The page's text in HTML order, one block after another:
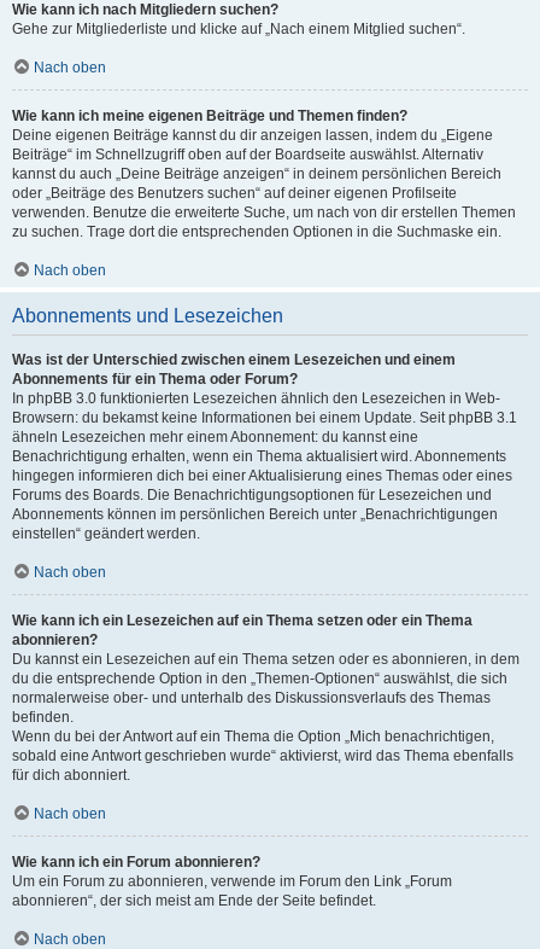
Wie kann ich nach Mitgliedern suchen?
Gehe zur Mitgliederliste und klicke auf „Nach einem Mitglied suchen“.
Nach oben
Wie kann ich meine eigenen Beiträge und Themen finden?
Deine eigenen Beiträge kannst du dir anzeigen lassen, indem du „Eigene
Beiträge“ im Schnellzugriff oben auf der Boardseite auswählst. Alternativ
kannst du auch „Deine Beiträge anzeigen“ in deinem persönlichen Bereich
oder „Beiträge des Benutzers suchen“ auf deiner eigenen Profilseite
verwenden. Benutze die erweiterte Suche, um nach von dir erstellen Themen
zu suchen. Trage dort die entsprechenden Optionen in die Suchmaske ein.
Nach oben
Abonnements und Lesezeichen
Was ist der Unterschied zwischen einem Lesezeichen und einem
Abonnements für ein Thema oder Forum?
In phpBB 3.0 funktionierten Lesezeichen ähnlich den Lesezeichen in Web-
Browsern: du bekamst keine Informationen bei einem Update. Seit phpBB 3.1
ähneln Lesezeichen mehr einem Abonnement: du kannst eine
Benachrichtigung erhalten, wenn ein Thema aktualisiert wird. Abonnements
hingegen informieren dich bei einer Aktualisierung eines Themas oder eines
Forums des Boards. Die Benachrichtigungsoptionen für Lesezeichen und
Abonnements können im persönlichen Bereich unter „Benachrichtigungen
einstellen“ geändert werden.
Nach oben
Wie kann ich ein Lesezeichen auf ein Thema setzen oder ein Thema
abonnieren?
Du kannst ein Lesezeichen auf ein Thema setzen oder es abonnieren, in dem
du die entsprechende Option in den „Themen-Optionen“ auswählst, die sich
normalerweise ober- und unterhalb des Diskussionsverlaufs des Themas
befinden.
Wenn du bei der Antwort auf ein Thema die Option „Mich benachrichtigen,
sobald eine Antwort geschrieben wurde“ aktivierst, wird das Thema ebenfalls
für dich abonniert.
Nach oben
Wie kann ich ein Forum abonnieren?
Um ein Forum zu abonnieren, verwende im Forum den Link „Forum
abonnieren“, der sich meist am Ende der Seite befindet.
Nach oben